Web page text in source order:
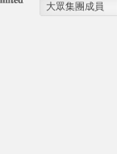
大眾集團成員